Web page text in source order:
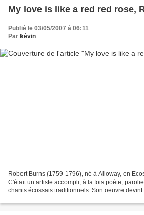
My love is like a red red rose,
Publié le 03/05/2007 à 06:11
Par kévin
Robert Burns (1759-1796), né à Alloway, en
C'était un artiste accompli, à la fois poète,
chants écossais traditionnels. Son oeuvre devint